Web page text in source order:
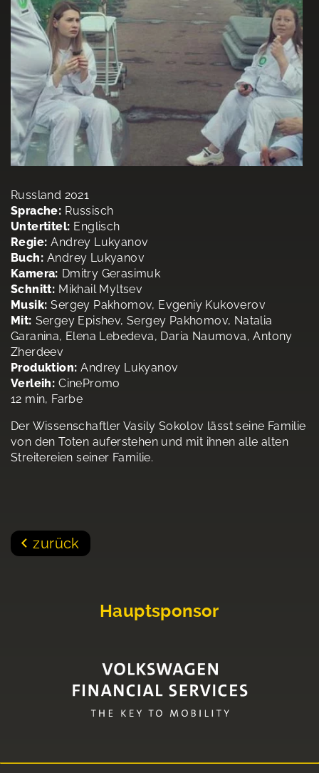
Russland 2021
Sprache: Russisch
Untertitel: Englisch
Regie: Andrey Lukyanov
Buch: Andrey Lukyanov
Kamera: Dmitry Gerasimuk
Schnitt: Mikhail Myltsev
Musik: Sergey Pakhomov, Evgeniy Kukoverov
Mit: Sergey Epishev, Sergey Pakhomov, Natalia
Garanina, Elena Lebedeva, Daria Naumova, Antony
Zherdeev
Produktion: Andrey Lukyanov
Verleih: CinePromo
12 min, Farbe
Der Wissenschaftler Vasily Sokolov lässt seine Familie
von den Toten auferstehen und mit ihnen alle alten
Streitereien seiner Familie.
zurück
Hauptsponsor